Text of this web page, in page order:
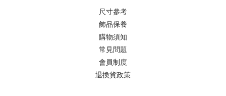
尺寸參考
飾品保養
購物須知
常見問題
會員制度
退換貨政策